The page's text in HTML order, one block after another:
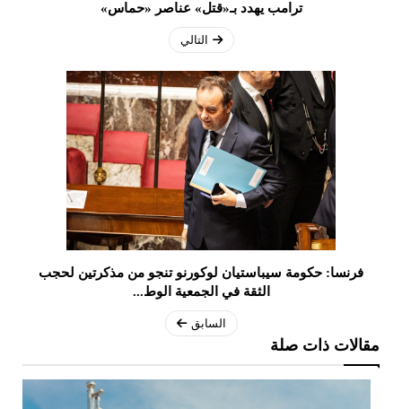
ترامب يهدد بـ«قتل» عناصر «حماس»
التالي
فرنسا: حكومة سيباستيان لوكورنو تنجو من مذكرتين لحجب
الثقة في الجمعية الوط...
السابق
مقالات ذات صلة